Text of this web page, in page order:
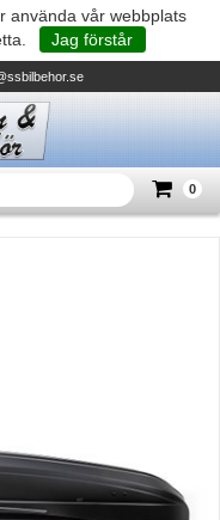
använda vår webbplats
Jag förstår
0